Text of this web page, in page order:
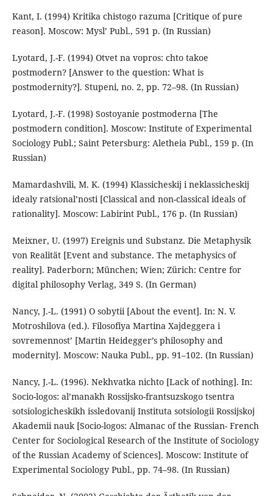
Kant, I. (1994) Kritika chistogo razuma [Critique of pure
reason]. Moscow: Mysl’ Publ., 591 р. (In Russian)
Lyotard, J.-F. (1994) Otvet na vopros: chto takoe
postmodern? [Answer to the question: What is
postmodernity?]. Stupeni, no. 2, pp. 72–98. (In Russian)
Lyotard, J.-F. (1998) Sostoyanie postmoderna [The
postmodern condition]. Moscow: Institute of Experimental
Sociology Publ.; Saint Petersburg: Aletheia Publ., 159 p. (In
Russian)
Mamardashvili, M. K. (1994) Klassicheskij i neklassicheskij
idealy ratsional’nosti [Classical and non-classical ideals of
rationality]. Moscow: Labirint Publ., 176 p. (In Russian)
Meixner, U. (1997) Ereignis und Substanz. Die Metaphysik
von Realität [Event and substance. The metaphysics of
reality]. Paderborn; München; Wien; Zürich: Centre for
digital philosophy Verlag, 349 S. (In German)
Nancy, J.-L. (1991) O sobytii [About the event]. In: N. V.
Motroshilova (ed.). Filosofiya Martina Xajdeggera i
sovremennost’ [Martin Heidegger’s philosophy and
modernity]. Moscow: Nauka Publ., pp. 91–102. (In Russian)
Nancy, J.-L. (1996). Nekhvatka nichto [Lack of nothing]. In:
Socio-logos: al’manakh Rossijsko-frantsuzskogo tsentra
sotsiologicheskikh issledovanij Instituta sotsiologii Rossijskoj
Akademii nauk [Socio-logos: Almanac of the Russian- French
Center for Sociological Research of the Institute of Sociology
of the Russian Academy of Sciences]. Moscow: Institute of
Experimental Sociology Publ., pp. 74–98. (In Russian)